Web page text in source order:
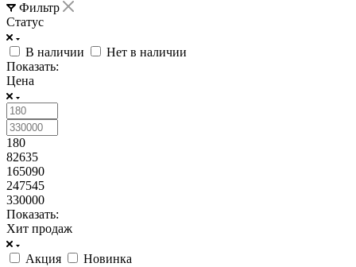
Фильтр
Статус
В наличии
Нет в наличии
Показать:
Цена
180
82635
165090
247545
330000
Показать:
Хит продаж
Акция
Новинка